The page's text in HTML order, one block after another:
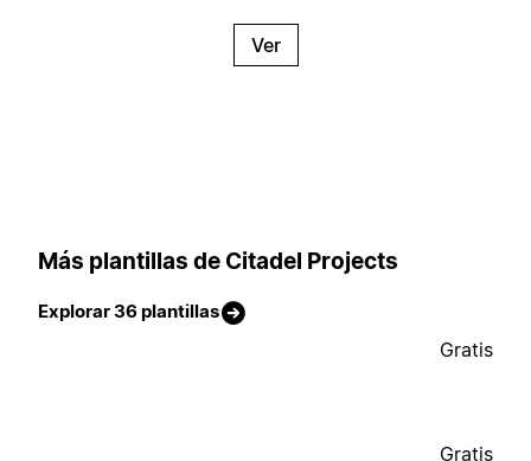
Ver
Más plantillas de Citadel Projects
Explorar 36 plantillas
Gratis
Gratis